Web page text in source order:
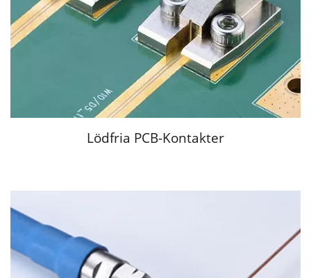
Lödfria PCB-Kontakter